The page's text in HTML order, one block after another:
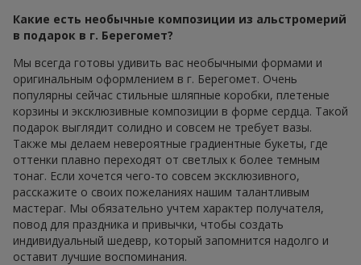
Какие есть необычные композиции из альстромерий
в подарок в г. Берегомет?
Мы всегда готовы удивить вас необычными формами и
оригинальным оформлением в г. Берегомет. Очень
популярны сейчас стильные шляпные коробки, плетеные
корзины и эксклюзивные композиции в форме сердца. Такой
подарок выглядит солидно и совсем не требует вазы.
Также мы делаем невероятные градиентные букеты, где
оттенки плавно переходят от светлых к более темным
тонаг. Если хочется чего-то совсем эксклюзивного,
расскажите о своих пожеланиях нашим талантливым
мастераг. Мы обязательно учтем характер получателя,
повод для праздника и привычки, чтобы создать
индивидуальный шедевр, который запомнится надолго и
оставит лучшие воспоминания.